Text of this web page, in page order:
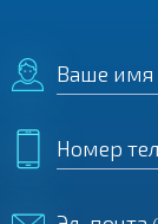
Ваше имя
Номер